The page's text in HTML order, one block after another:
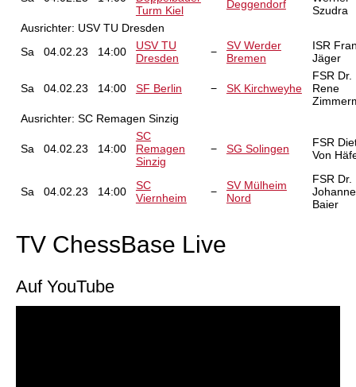
Turm Kiel
Deggendorf
Szudra
Ausrichter: USV TU Dresden
Sa
04.02.23 14:00
USV TU
Dresden
−
SV Werder
Bremen
ISR
Jäger
Sa 04.02.23 14:00 SF Berlin − SK Kirchweyhe
FSR Dr.
Rene
Ausrichter: SC Remagen Sinzig
Sa 04.02.23 14:00
SC
Remagen
Sinzig
− SG Solingen
FSR
Von
Sa 04.02.23 14:00
SC
Viernheim
−
SV Mülheim
Nord
FSR Dr.
Baier
TV ChessBase Live
Auf YouTube